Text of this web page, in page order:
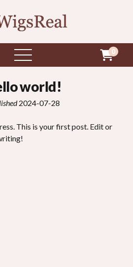
otvorte
menu
0
world!
2024-07-28
. This is your first post. Edit or
!